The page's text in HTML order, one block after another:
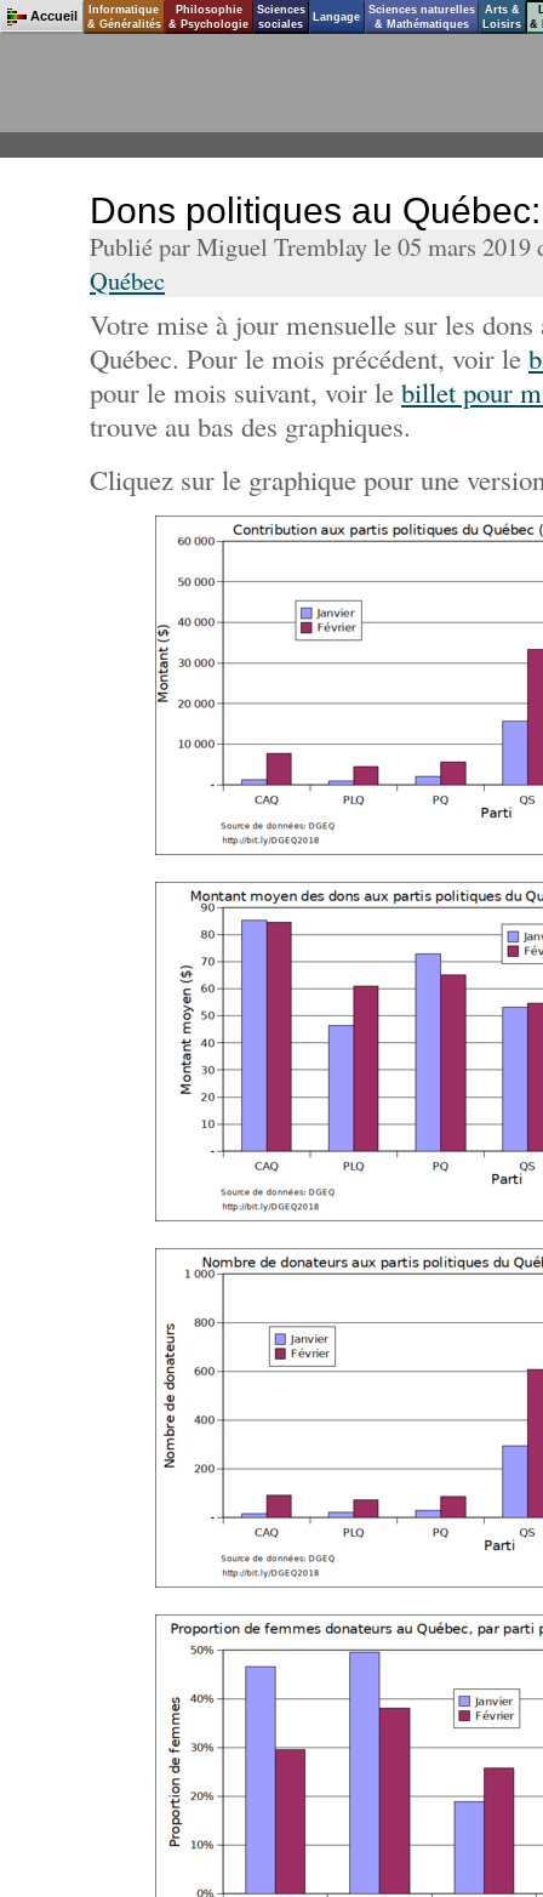
Dons politiques au
Publié par Miguel Tremblay le 05 mars 2019
Québec
Votre mise à jour mensuelle sur les
Québec. Pour le mois précédent, voir le
pour le mois suivant, voir le billet pour
trouve au bas des graphiques.
Cliquez sur le graphique pour une
Accueil
Informatique
& Généralités
Philosophie
& Psychologie
Sciences
sociales
Langage
Sciences naturelles
& Mathématiques
Arts &
Loisirs
&